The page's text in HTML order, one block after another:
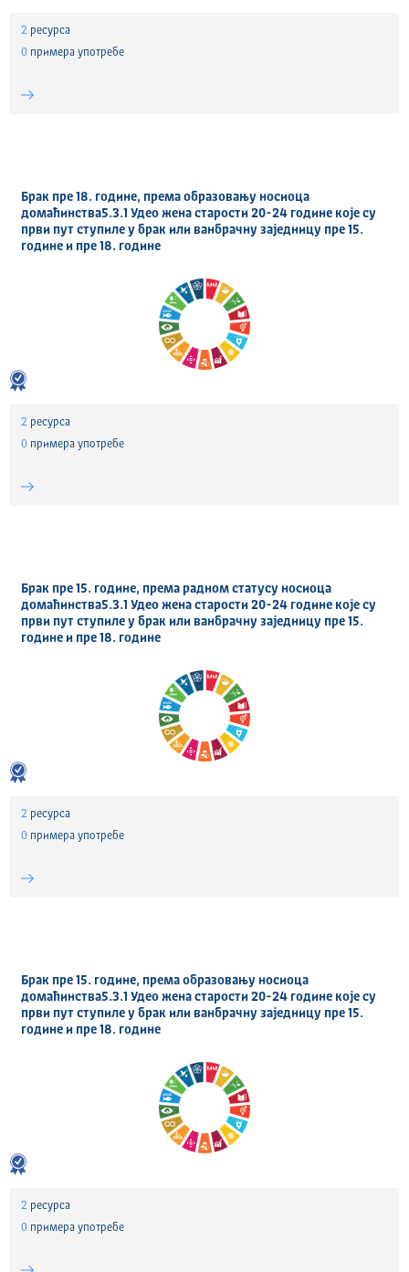
2 ресурса
0 примера употребе
Брак пре 18. године, према образовању носиоца
домаћинства5.3.1 Удео жена старости 20-24 године које су
први пут ступиле у брак или ванбрачну заједницу пре 15.
године и пре 18. године
2 ресурса
0 примера употребе
Брак пре 15. године, према радном статусу носиоца
домаћинства5.3.1 Удео жена старости 20-24 године које су
први пут ступиле у брак или ванбрачну заједницу пре 15.
године и пре 18. године
2 ресурса
0 примера употребе
Брак пре 15. године, према образовању носиоца
домаћинства5.3.1 Удео жена старости 20-24 године које су
први пут ступиле у брак или ванбрачну заједницу пре 15.
године и пре 18. године
2 ресурса
0 примера употребе